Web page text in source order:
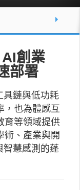
AI創業
部署
具鏈與低功耗
，也為體感互
育等領域提供
術、產業與開
智慧感測的蓬